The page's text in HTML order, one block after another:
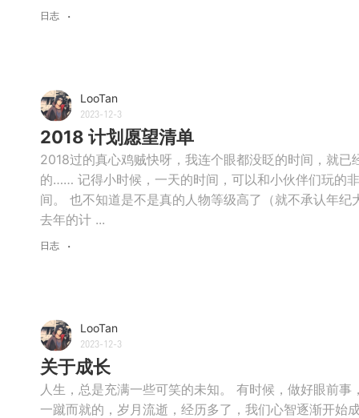
日志
LooTan
2023-12-3
2018 计划愿望清单
2018过的真心鸡贼快呀，我连个眼都没眨的时间，就
的…… 记得小时候，一天的时间，可以和小伙伴们玩的
间。 也不知道是不是真的人物等级高了（就不承认年
去年的计 ...
日志
LooTan
2023-12-3
关于成长
人生，总是充满一些可笑的未知。 有时候，做好眼前
一蹴而就的，岁月流逝，经历多了，我们心智逐渐开始